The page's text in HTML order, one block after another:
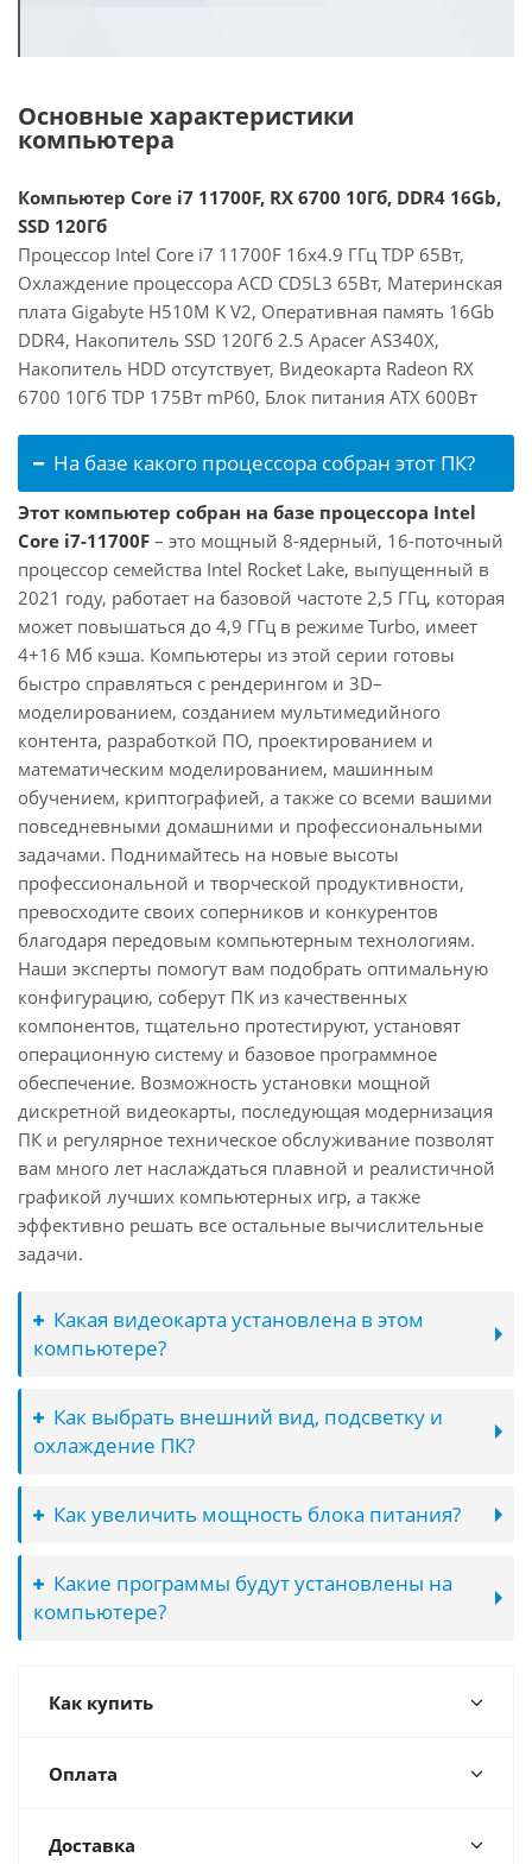
Основные характеристики
компьютера
Компьютер Core i7 11700F, RX 6700 10Гб, DDR4 16Gb,
SSD 120Гб
Процессор Intel Core i7 11700F 16x4.9 ГГц TDP 65Вт,
Охлаждение процессора ACD CD5L3 65Вт, Материнская
плата Gigabyte H510M K V2, Оперативная память 16Gb
DDR4, Накопитель SSD 120Гб 2.5 Apacer AS340X,
Накопитель HDD отсутствует, Видеокарта Radeon RX
6700 10Гб TDP 175Вт mP60, Блок питания ATX 600Вт
На базе какого процессора собран этот ПК?
Этот компьютер собран на базе процессора Intel
Core i7-11700F – это мощный 8-ядерный, 16-поточный
процессор семейства Intel Rocket Lake, выпущенный в
2021 году, работает на базовой частоте 2,5 ГГц, которая
может повышаться до 4,9 ГГц в режиме Turbo, имеет
4+16 Мб кэша. Компьютеры из этой серии готовы
быстро справляться с рендерингом и 3D–
моделированием, созданием мультимедийного
контента, разработкой ПО, проектированием и
математическим моделированием, машинным
обучением, криптографией, а также со всеми вашими
повседневными домашними и профессиональными
задачами. Поднимайтесь на новые высоты
профессиональной и творческой продуктивности,
превосходите своих соперников и конкурентов
благодаря передовым компьютерным технологиям.
Наши эксперты помогут вам подобрать оптимальную
конфигурацию, соберут ПК из качественных
компонентов, тщательно протестируют, установят
операционную систему и базовое программное
обеспечение. Возможность установки мощной
дискретной видеокарты, последующая модернизация
ПК и регулярное техническое обслуживание позволят
вам много лет наслаждаться плавной и реалистичной
графикой лучших компьютерных игр, а также
эффективно решать все остальные вычислительные
задачи.
Какая видеокарта установлена в этом
компьютере?
Как выбрать внешний вид, подсветку и
охлаждение ПК?
Как увеличить мощность блока питания?
Какие программы будут установлены на
компьютере?
Как купить
Оплата
Доставка